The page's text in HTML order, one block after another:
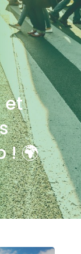
et
! 🌍